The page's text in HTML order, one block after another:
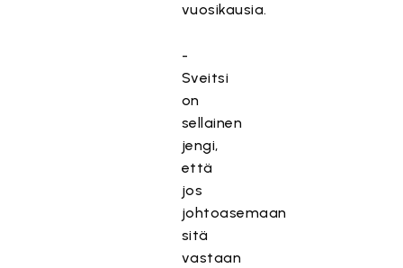
vuosikausia.
-
Sveitsi
on
sellainen
jengi,
että
jos
johtoasemaan
sitä
vastaan
i
s
ä
l
t
ö
o